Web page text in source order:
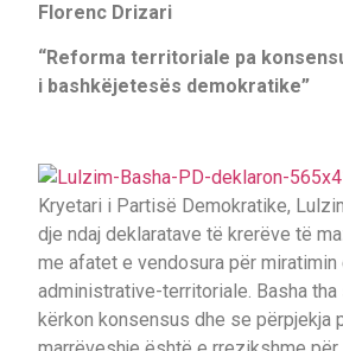
Florenc Drizari
“Reforma territoriale pa
i bashkëjetesës demokratike”
Kryetari i Partisë Demokratike,
dje ndaj deklaratave të krerëve të
me afatet e vendosura për
administrative-territoriale. Basha
kërkon konsensus dhe se përpjekja